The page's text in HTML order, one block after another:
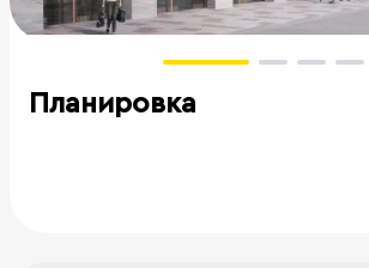
Планировка